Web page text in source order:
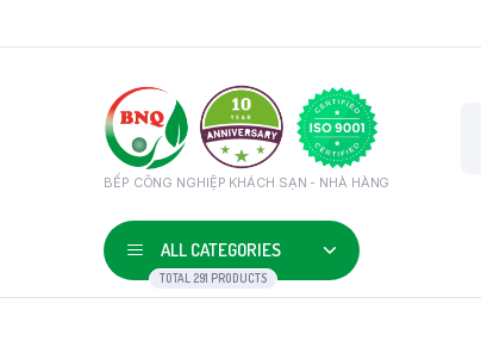
BẾP CÔNG NGHIỆP KHÁCH SẠN - NHÀ HÀNG
ALL CATEGORIES
TOTAL 291 PRODUCTS